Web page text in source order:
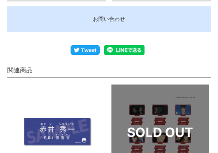
お問い合わせ
関連商品